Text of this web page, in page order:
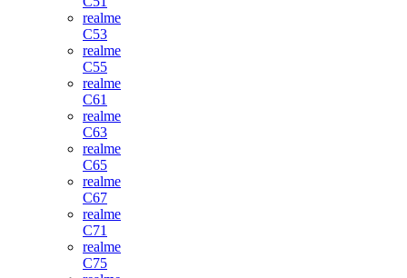
realme
C53
realme
C55
realme
C61
realme
C63
realme
C65
realme
C67
realme
C71
realme
C75